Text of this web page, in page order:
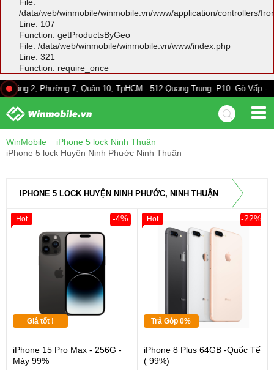
/data/web/winmobile/winmobile.vn/www/application/controllers/
Line: 107
Function: getProductsByGeo
File: /data/web/winmobile/winmobile.vn/www/index.php
Line: 321
Function: require_once
7, Quận 10, TpHCM - 512 Quang Trung. P10. Gò Vấp - 528A
WinMobile
iPhone 5 lock Ninh Thuận
iPhone 5 lock Huyện Ninh Phước Ninh Thuận
IPHONE 5 LOCK HUYỆN NINH PHƯỚC, NINH THUẬN
Giá tốt !
iPhone 15 Pro Max - 256G -
Máy 99%
-4%
Hot
Trả Góp 0%
iPhone 8 Plus 64GB -Quốc Tế
( 99%)
-22%
Hot